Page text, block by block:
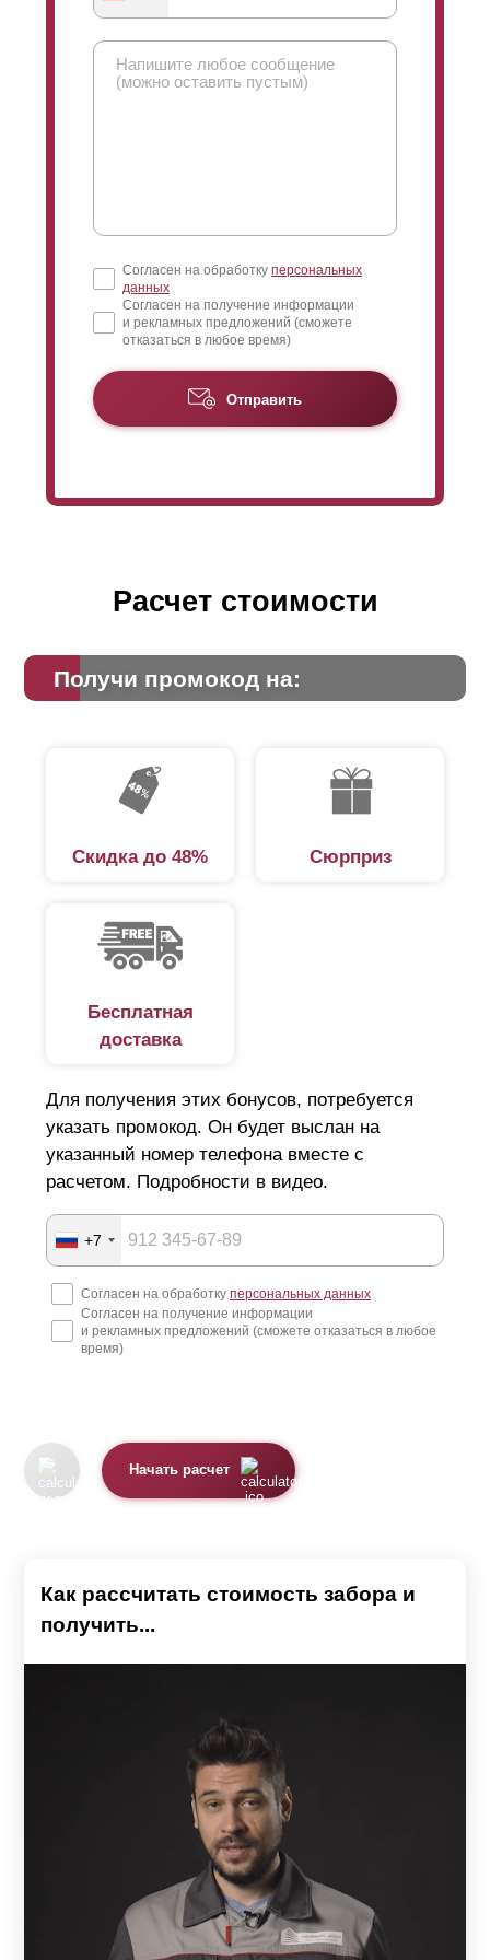
Особенностью этой модели является то, что забор
участками.
Ограждение получается двусторонним за счет
особой укладки профиля, формой домика. Если
посмотреть сбоку на уложенные профиля, то они
напоминают крыши домов.
Выбор глубины секции, и соответственно
глубиныламелейостается за заказчиком. Чем
массивность, громоздкость. Но при этом, выбор
Размеры
глубине секции 50 мм, высота
80 мм - толамели105 мм.
Согласен на обработку персональных
данных
Согласен на получение информации
и рекламных предложений (сможете
отказаться в любое время)
Отправить
Расчет стоимости
Получи промокод на:
Скидка до 48% Сюрприз
Бесплатная
доставка
Для получения этих бонусов, потребуется
указать промокод. Он будет выслан на
указанный номер телефона вместе с
расчетом. Подробности в видео.
+7
Согласен на обработку персональных данных
Согласен на получение информации
и рекламных предложений (сможете отказаться в любое
время)
Начать расчет
Как рассчитать стоимость забора и
получить...